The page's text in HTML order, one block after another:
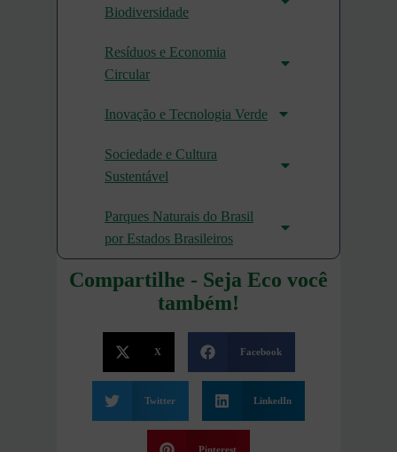
Biodiversidade
Resíduos e Economia
Circular
Inovação e Tecnologia Verde
Sociedade e Cultura
Sustentável
Parques Naturais do Brasil
por Estados Brasileiros
Compartilhe - Seja Eco você
também!
X Facebook
Twitter LinkedIn
Pinterest